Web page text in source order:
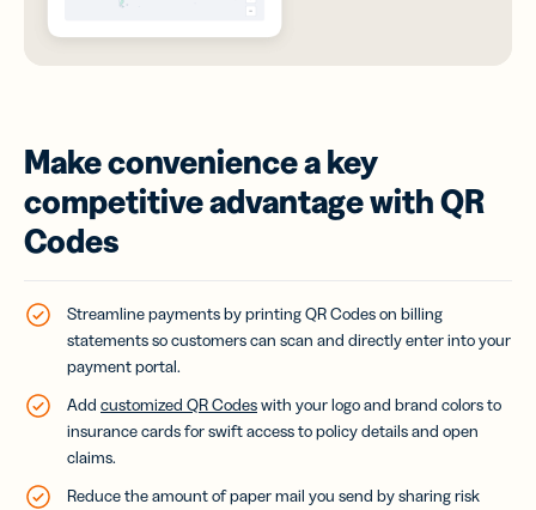
Make convenience a key
competitive advantage with QR
Codes
Streamline payments by printing QR Codes on billing
statements so customers can scan and directly enter into your
payment portal.
Add customized QR Codeswith your logo and brand colors to
insurance cards for swift access to policy details and open
claims.
Reduce the amount of paper mail you send by sharing risk